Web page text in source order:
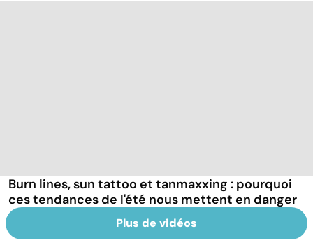
Burn lines, sun tattoo et tanmaxxing : pourquoi
ces tendances de l'été nous mettent en danger
Plus de vidéos